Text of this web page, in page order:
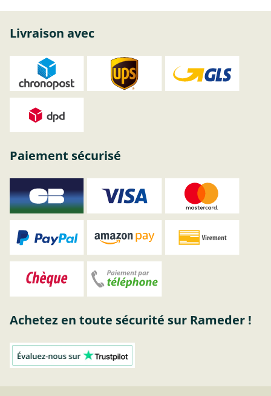
Livraison avec
Paiement sécurisé
Achetez en toute sécurité sur Rameder !